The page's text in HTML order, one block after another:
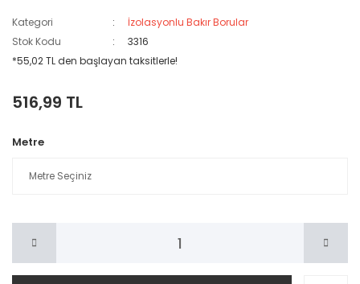
Kategori
İzolasyonlu Bakır Borular
Stok Kodu
3316
*55,02 TL den başlayan taksitlerle!
516,99 TL
Metre